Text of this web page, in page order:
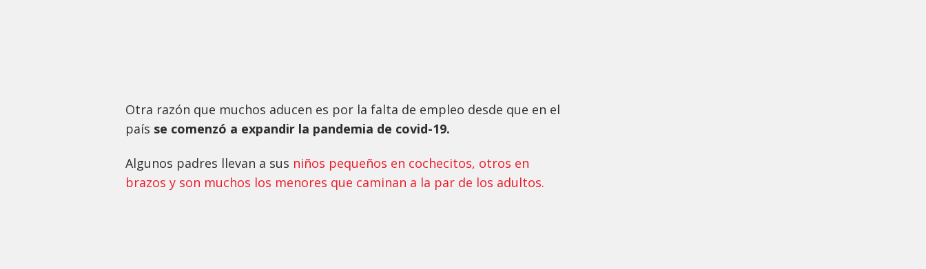
Otra razón que muchos aducen es por la falta de empleo desde que en el
país se comenzó a expandir la pandemia de covid-19.
Algunos padres llevan a sus niños pequeños en cochecitos, otros en
brazos y son muchos los menores que caminan a la par de los adultos.